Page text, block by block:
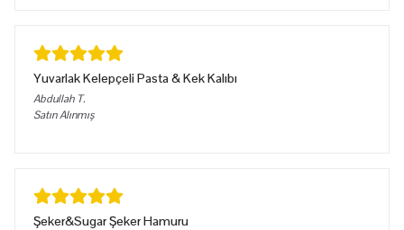
Yuvarlak Kelepçeli Pasta & Kek Kalıbı
Abdullah T.
Satın Alınmış
Şeker&Sugar Şeker Hamuru